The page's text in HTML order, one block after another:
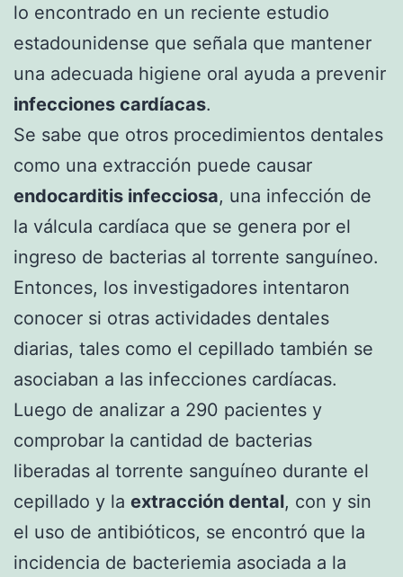
lo encontrado en un reciente estudio
estadounidense que señala que mantener
una adecuada higiene oral ayuda a prevenir
infecciones cardíacas.
Se sabe que otros procedimientos dentales
como una extracción puede causar
endocarditis infecciosa, una infección de
la válcula cardíaca que se genera por el
ingreso de bacterias al torrente sanguíneo.
Entonces, los investigadores intentaron
conocer si otras actividades dentales
diarias, tales como el cepillado también se
asociaban a las infecciones cardíacas.
Luego de analizar a 290 pacientes y
comprobar la cantidad de bacterias
liberadas al torrente sanguíneo durante el
cepillado y la extracción dental, con y sin
el uso de antibióticos, se encontró que la
incidencia de bacteriemia asociada a la